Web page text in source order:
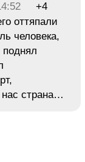
+4
оттяпали
человека,
поднял
страна…